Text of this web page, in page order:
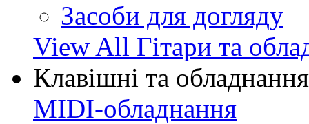
Засоби для догляду
View All Гітари та
Клавішні та обладнання
MIDI-обладнання